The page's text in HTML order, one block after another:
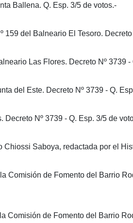
Ballena. Q. Esp. 3/5 de votos.-
del Balneario El Tesoro.
Las Flores. Decreto Nº 3739
del Este. Decreto Nº 3739 - Q.
Nº 3739 - Q. Esp. 3/5 de
Saboya, redactada por el
Comisión de Fomento del Barrio
Comisión de Fomento del Barrio